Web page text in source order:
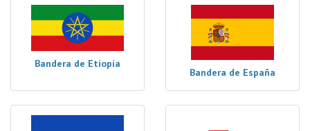
Bandera de Etiopía
Bandera de España